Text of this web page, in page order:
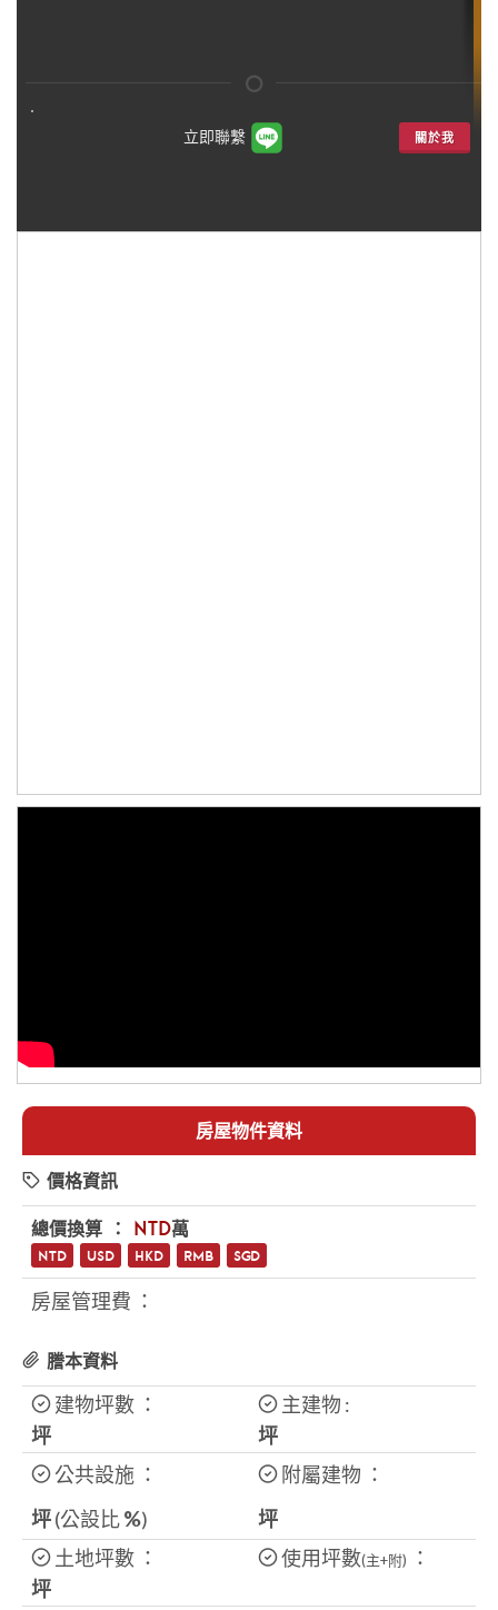
關於我
立即聯繫
房屋物件資料
價格資訊
總價換算 ： NTD萬
NTD USD HKD RMB SGD
房屋管理費 ：
謄本資料
建物坪數 ：
坪
主建物 :
坪
公共設施 ：
坪(公設比%)
附屬建物 ：
坪
土地坪數 ：
坪
使用坪數(主+附) ：